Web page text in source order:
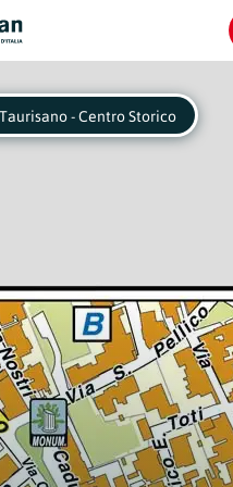
Taurisano - Centro Storico